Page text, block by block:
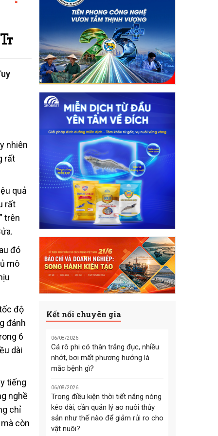
nhiên
rất
quả
rất
trên
đó
mô
độ
đánh
6
dài
tiếng
nghề
chỉ
còn
Kết nối chuyên gia
06/08/2026
Cá rô phi có thân trắng đục, nhiều
nhớt, bơi mất phương hướng là
mắc bệnh gì?
06/08/2026
Trong điều kiện thời tiết nắng nóng
kéo dài, cần quản lý ao nuôi thủy
sản như thế nào để giảm rủi ro cho
vật nuôi?